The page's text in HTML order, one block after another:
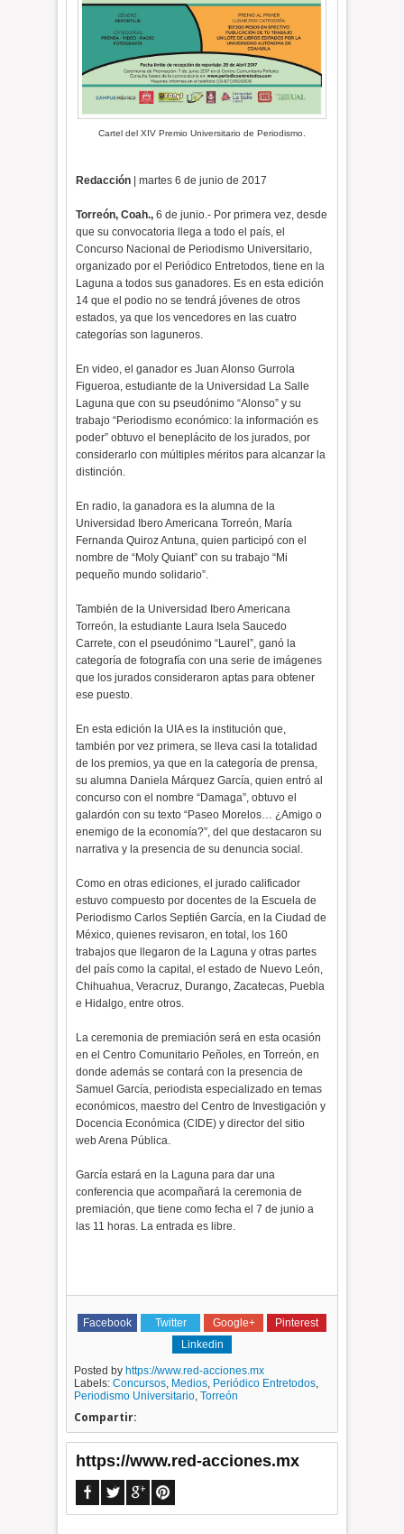
Cartel del XIV Premio Universitario de Periodismo.
Redacción | martes 6 de junio de 2017
Torreón, Coah., 6 de junio.- Por primera vez, desde
que su convocatoria llega a todo el país, el
Concurso Nacional de Periodismo Universitario,
organizado por el Periódico Entretodos, tiene en la
Laguna a todos sus ganadores. Es en esta edición
14 que el podio no se tendrá jóvenes de otros
estados, ya que los vencedores en las cuatro
categorías son laguneros.
En video, el ganador es Juan Alonso Gurrola
Figueroa, estudiante de la Universidad La Salle
Laguna que con su pseudónimo “Alonso” y su
trabajo “Periodismo económico: la información es
poder” obtuvo el beneplácito de los jurados, por
considerarlo con múltiples méritos para alcanzar la
distinción.
En radio, la ganadora es la alumna de la
Universidad Ibero Americana Torreón, María
Fernanda Quiroz Antuna, quien participó con el
nombre de “Moly Quiant” con su trabajo “Mi
pequeño mundo solidario”.
También de la Universidad Ibero Americana
Torreón, la estudiante Laura Isela Saucedo
Carrete, con el pseudónimo “Laurel”, ganó la
categoría de fotografía con una serie de imágenes
que los jurados consideraron aptas para obtener
ese puesto.
En esta edición la UIA es la institución que,
también por vez primera, se lleva casi la totalidad
de los premios, ya que en la categoría de prensa,
su alumna Daniela Márquez García, quien entró al
concurso con el nombre “Damaga”, obtuvo el
galardón con su texto “Paseo Morelos… ¿Amigo o
enemigo de la economía?”, del que destacaron su
narrativa y la presencia de su denuncia social.
Como en otras ediciones, el jurado calificador
estuvo compuesto por docentes de la Escuela de
Periodismo Carlos Septién García, en la Ciudad de
México, quienes revisaron, en total, los 160
trabajos que llegaron de la Laguna y otras partes
del país como la capital, el estado de Nuevo León,
Chihuahua, Veracruz, Durango, Zacatecas, Puebla
e Hidalgo, entre otros.
La ceremonia de premiación será en esta ocasión
en el Centro Comunitario Peñoles, en Torreón, en
donde además se contará con la presencia de
Samuel García, periodista especializado en temas
económicos, maestro del Centro de Investigación y
Docencia Económica (CIDE) y director del sitio
web Arena Pública.
García estará en la Laguna para dar una
conferencia que acompañará la ceremonia de
premiación, que tiene como fecha el 7 de junio a
las 11 horas. La entrada es libre.
Facebook Twitter Google+
Pinterest
Linkedin
Posted by https://www.red-acciones.mx
Labels:Concursos, Medios, Periódico Entretodos,
Periodismo Universitario,Torreón
Compartir:
https://www.red-acciones.mx